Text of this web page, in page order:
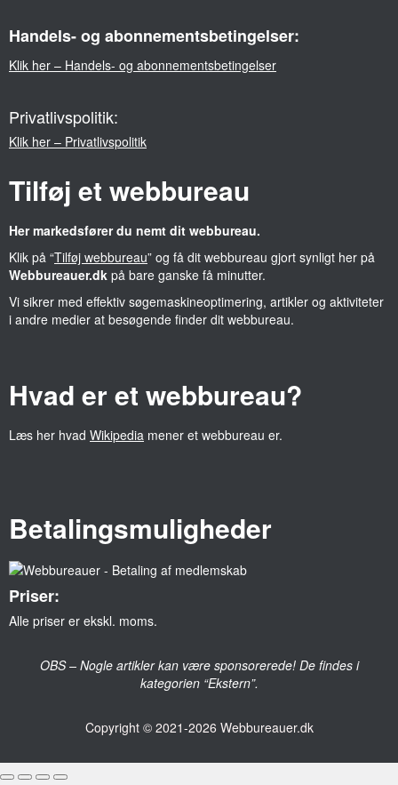
Handels- og abonnementsbetingelser:
Klik her – Handels- og abonnementsbetingelser
Privatlivspolitik:
Klik her – Privatlivspolitik
Tilføj et webbureau
Her markedsfører du nemt dit webbureau.
Klik på “Tilføj webbureau” og få dit webbureau gjort synligt her på
Webbureauer.dk på bare ganske få minutter.
Vi sikrer med effektiv søgemaskineoptimering, artikler og aktiviteter
i andre medier at besøgende finder dit webbureau.
Hvad er et webbureau?
Læs her hvad Wikipedia mener et webbureau er.
Betalingsmuligheder
Priser:
Alle priser er ekskl. moms.
OBS – Nogle artikler kan være sponsorerede! De findes i
kategorien “Ekstern”.
Copyright © 2021-2026 Webbureauer.dk